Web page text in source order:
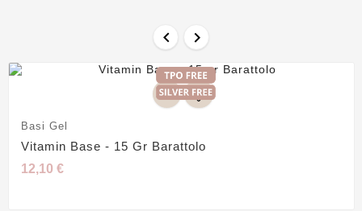
 
Basi Gel
Vitamin Base - 15 Gr Barattolo
12,10 €